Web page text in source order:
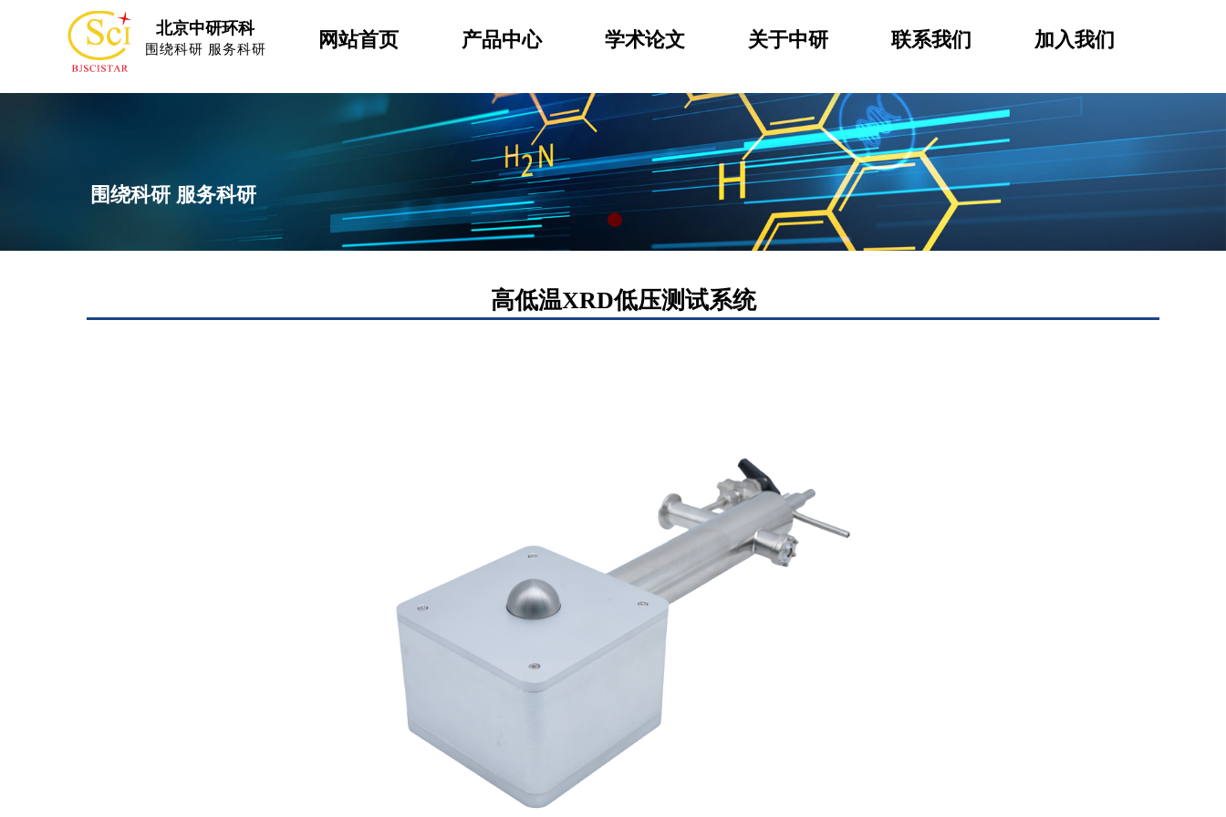
网站首页 产品中心 学术论文 关于中研 联系我们 加入我们
北京中研环科
围绕科研 服务科研
围绕科研 服务科研
高低温XRD低压测试系统